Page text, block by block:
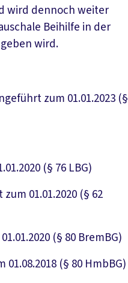
wird dennoch weiter
Beihilfe in der
wird.
zum 01.01.2023 (§
(§ 76 LBG)
01.01.2020 (§ 62
(§ 80 BremBG)
(§ 80 HmbBG)